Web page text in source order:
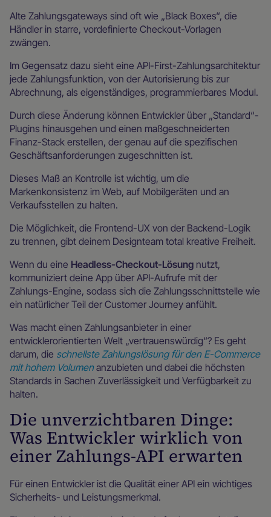
Alte Zahlungsgateways sind oft wie „Black Boxes“, die
Händler in starre, vordefinierte Checkout-Vorlagen
zwängen.
Im Gegensatz dazu sieht eine API-First-Zahlungsarchitektur
jede Zahlungsfunktion, von der Autorisierung bis zur
Abrechnung, als eigenständiges, programmierbares Modul.
Durch diese Änderung können Entwickler über „Standard“-
Plugins hinausgehen und einen maßgeschneiderten
Finanz-Stack erstellen, der genau auf die spezifischen
Geschäftsanforderungen zugeschnitten ist.
Dieses Maß an Kontrolle ist wichtig, um die
Markenkonsistenz im Web, auf Mobilgeräten und an
Verkaufsstellen zu halten.
Die Möglichkeit, die Frontend-UX von der Backend-Logik
zu trennen, gibt deinem Designteam total kreative Freiheit.
Wenn du eine Headless-Checkout-Lösung nutzt,
kommuniziert deine App über API-Aufrufe mit der
Zahlungs-Engine, sodass sich die Zahlungsschnittstelle wie
ein natürlicher Teil der Customer Journey anfühlt.
Was macht einen Zahlungsanbieter in einer
entwicklerorientierten Welt „vertrauenswürdig“? Es geht
darum, die schnellste Zahlungslösung für den E-Commerce
mit hohem Volumenanzubieten und dabei die höchsten
Standards in Sachen Zuverlässigkeit und Verfügbarkeit zu
halten.
Die unverzichtbaren Dinge:
Was Entwickler wirklich von
einer Zahlungs-API erwarten
Für einen Entwickler ist die Qualität einer API ein wichtiges
Sicherheits- und Leistungsmerkmal.